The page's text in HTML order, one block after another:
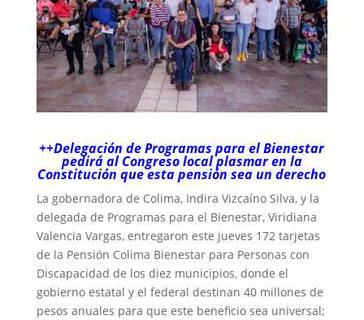
++Delegación de Programas para el Bienestar
pedirá al Congreso local plasmar en la
Constitución que esta pensión sea un derecho
La gobernadora de Colima, Indira Vizcaíno Silva, y la
delegada de Programas para el Bienestar, Viridiana
Valencia Vargas, entregaron este jueves 172 tarjetas
de la Pensión Colima Bienestar para Personas con
Discapacidad de los diez municipios, donde el
gobierno estatal y el federal destinan 40 millones de
pesos anuales para que este beneficio sea universal;